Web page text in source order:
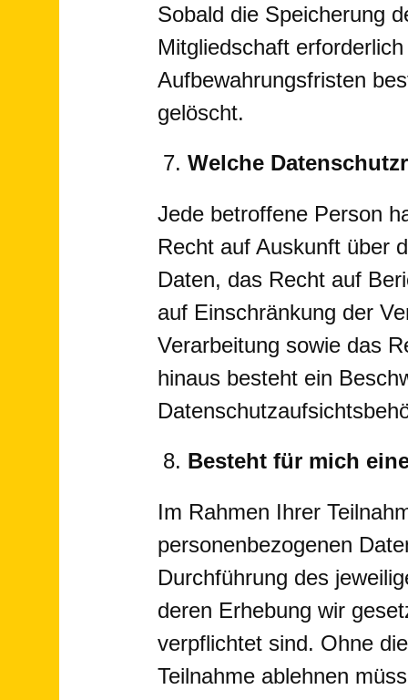
Sobald die Speicherung
Mitgliedschaft
Aufbewahrungsfristen
gelöscht.
Welche
Jede betroffene Person
Recht auf Auskunft über
Daten, das Recht auf
auf Einschränkung der
Verarbeitung sowie das
hinaus besteht ein
Besteht für mich
Im Rahmen Ihrer
personenbezogenen
Durchführung des
deren Erhebung wir
verpflichtet sind. Ohne
Teilnahme ablehnen